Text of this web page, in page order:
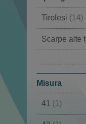
Tirolesi (14)
Scarpe alte
Impermeabili
Misura
41 (1)